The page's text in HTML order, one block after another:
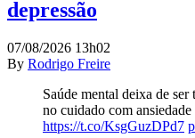
depressão
07/08/2026 13h02
By Rodrigo Freire
Saúde mental deixa de ser
no cuidado com ansiedade
https://t.co/KsgGuzDPd7